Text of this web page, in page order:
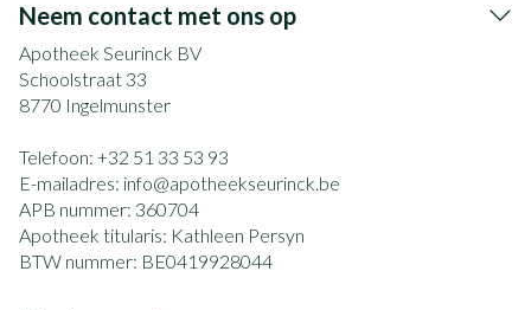
Neem contact met ons op
Apotheek Seurinck BV
Schoolstraat 33
8770 Ingelmunster
Telefoon: +32 51 33 53 93
E-mailadres: info@apotheekseurinck.be
APB nummer: 360704
Apotheek titularis: Kathleen Persyn
BTW nummer: BE0419928044